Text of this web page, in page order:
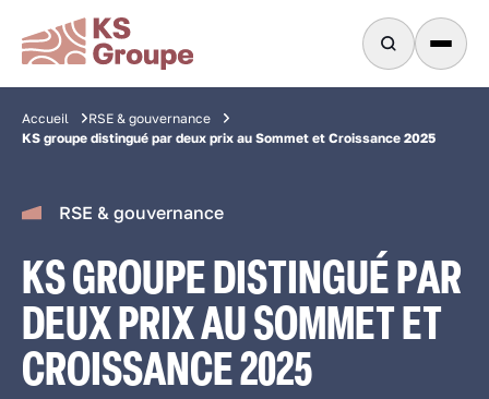
Accueil RSE & gouvernance
KS groupe distingué par deux prix au Sommet et Croissance 2025
RSE & gouvernance
KS GROUPE DISTINGUÉ PAR
DEUX PRIX AU SOMMET ET
CROISSANCE 2025